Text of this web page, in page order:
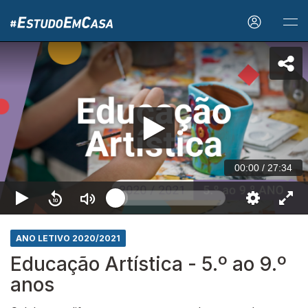
00:00 / 27:34
ANO LETIVO 2020/2021
Educação Artística - 5.º ao 9.º
anos